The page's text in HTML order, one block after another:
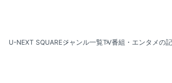
U-NEXT SQUAREジャンル一覧TV番組・エンタメの